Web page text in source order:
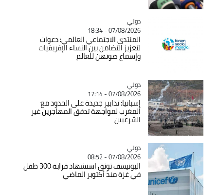
Catégorie
دولي
07/08/2026 - 18:34
المنتدى الاجتماعي العالمي: دعوات
لتعزيز التضامن بين النساء الإفريقيات
وإسماع صوتهن للعالم
Catégorie
دولي
07/08/2026 - 17:14
إسبانيا: تدابير جديدة على الحدود مع
المغرب لمواجهة تدفق المهاجرين غير
الشرعيين
Catégorie
دولي
07/08/2026 - 08:52
اليونيسف توثق استشهاد قرابة 300 طفل
في غزة منذ أكتوبر الماضي